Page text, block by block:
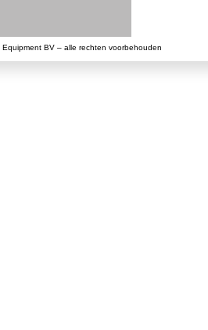
BV – alle rechten voorbehouden